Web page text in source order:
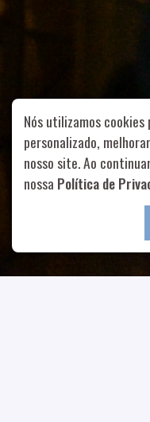
Rua Aurélia, 1714 –
99178-5848
|
Nós utilizamos
personalizado,
nosso site. Ao
nossa Política de